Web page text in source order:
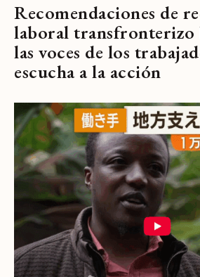
Recomendaciones de
laboral transfronterizo
las voces de los
escucha a la acción